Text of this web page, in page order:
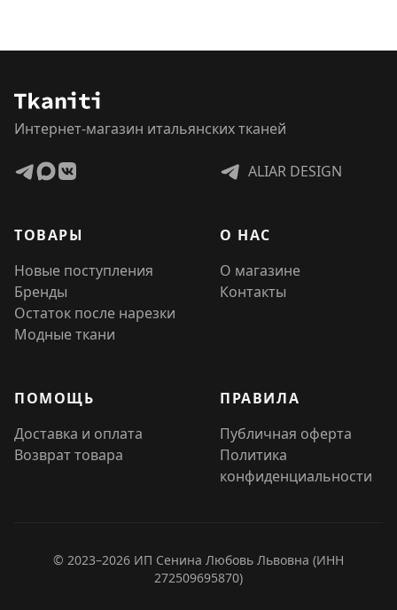
Интернет-магазин итальянских тканей
ALIAR DESIGN
ТОВАРЫ
Новые поступления
Бренды
Остаток после нарезки
Модные ткани
О НАС
О магазине
Контакты
ПОМОЩЬ
Доставка и оплата
Возврат товара
ПРАВИЛА
Публичная оферта
Политика
конфиденциальности
© 2023–2026 ИП Сенина Любовь Львовна (ИНН
272509695870)